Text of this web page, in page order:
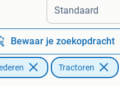
Alle afstanden…
Bewaar je zoekopdracht
Tractoren